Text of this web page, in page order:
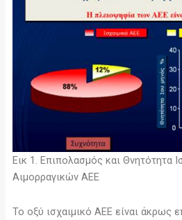
Εικ 1. Επιπολασμός και Θνητότητα
Αιμορραγικών ΑΕΕ
Το οξύ ισχαιμικό ΑΕΕ είναι άκρως